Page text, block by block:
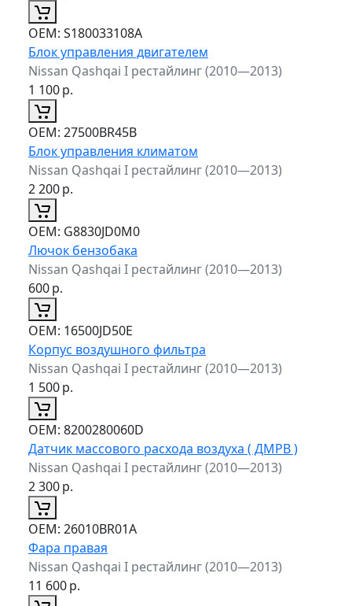
ОЕМ: S180033108A
Блок управления двигателем
Nissan Qashqai I рестайлинг (2010—2013)
1 100р.
ОЕМ: 27500BR45B
Блок управления климатом
Nissan Qashqai I рестайлинг (2010—2013)
2 200р.
ОЕМ: G8830JD0M0
Лючок бензобака
Nissan Qashqai I рестайлинг (2010—2013)
600р.
ОЕМ: 16500JD50E
Корпус воздушного фильтра
Nissan Qashqai I рестайлинг (2010—2013)
1 500р.
ОЕМ: 8200280060D
Датчик массового расхода воздуха ( ДМРВ )
Nissan Qashqai I рестайлинг (2010—2013)
2 300р.
ОЕМ: 26010BR01A
Фара правая
Nissan Qashqai I рестайлинг (2010—2013)
11 600р.